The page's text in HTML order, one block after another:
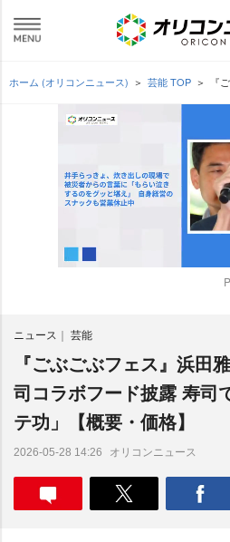
ホーム (オリコンニュース) 芸能 TOP 『
ニュース 芸能
『ごぶごぶフェス』浜田
司コラボフード披露 寿
テ功」【概要・価格】
2026-05-28 14:26 オリコンニュース